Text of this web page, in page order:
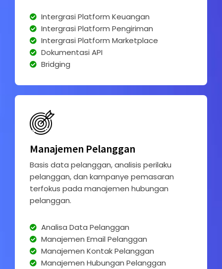
Intergrasi Platform Keuangan
Intergrasi Platform Pengiriman
Intergrasi Platform Marketplace
Dokumentasi API
Bridging
Manajemen Pelanggan
Basis data pelanggan, analisis perilaku
pelanggan, dan kampanye pemasaran
terfokus pada manajemen hubungan
pelanggan.
Analisa Data Pelanggan
Manajemen Email Pelanggan
Manajemen Kontak Pelanggan
Manajemen Hubungan Pelanggan